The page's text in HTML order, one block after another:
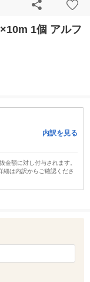
1個 アルフ
内訳を見る
金額に対し付与されます。
細は内訳からご確認くださ